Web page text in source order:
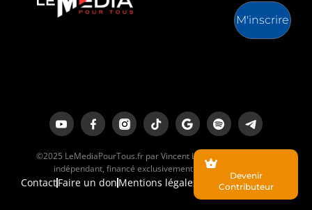
M'inscrire
©2025 LeMediaPourTous.fr par Vincent Lapierre est un média
indépendant, financé exclusivement par ses lecteurs.
ContactFaire un don Mentions légales
Devenir
Contributeur